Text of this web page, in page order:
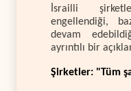
İsrailli
engellendiği,
devam
ayrıntılı bir
Şirketler: "Tüm